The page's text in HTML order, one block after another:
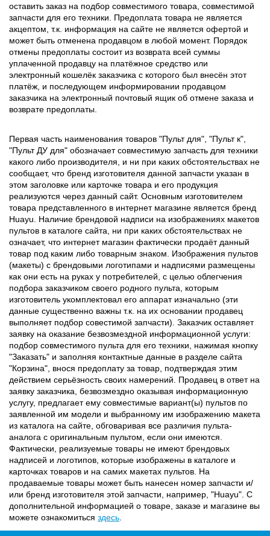
оставить заказ на подбор совместимого товара, совместимой
запчасти для его техники. Предоплата товара не является
акцептом, т.к. информация на сайте не является офертой и
может быть отменена продавцом в любой момент. Порядок
отмены предоплаты состоит из возврата всей суммы
уплаченной продавцу на платёжное средство или
электронный кошелёк заказчика с которого был внесён этот
платёж, и последующем информировании продавцом
заказчика на электронный почтовый ящик об отмене заказа и
возврате предоплаты.
Первая часть наименования товаров "Пульт для", "Пульт к",
"Пульт ДУ для" обозначает совместимую запчасть для техники
какого либо производителя, и ни при каких обстоятельствах не
сообщает, что бренд изготовителя данной запчасти указан в
этом заголовке или карточке товара и его продукция
реализуются через данный сайт. Основным изготовителем
товара представленного в интернет магазине является бренд
Huayu. Наличие брендовой надписи на изображениях макетов
пультов в каталоге сайта, ни при каких обстоятельствах не
означает, что интернет магазин фактически продаёт данный
товар под каким либо товарным знаком. Изображения пультов
(макеты) с брендовыми логотипами и надписями размещены
как они есть на руках у потребителей, с целью облегчения
подбора заказчиком своего родного пульта, которым
изготовитель укомплектовал его аппарат изначально (эти
данные существенно важны т.к. на их основании продавец
выполняет подбор совестимой запчасти). Заказчик оставляет
заявку на оказание безвозмездной информационной услуги:
подбор совместимого пульта для его техники, нажимая кнопку
"Заказать" и заполняя контактные данные в разделе сайта
"Корзина", внося предоплату за товар, подтверждая этим
действием серьёзность своих намерений. Продавец в ответ на
заявку заказчика, безвозмездно оказывая информационную
услугу, предлагает ему совместимые вариант(ы) пультов по
заявленной им модели и выбранному им изображению макета
из каталога на сайте, обговаривая все различия пульта-
аналога с оригинальным пультом, если они имеются.
Фактически, реализуемые товары не имеют брендовых
надписей и логотипов, которые изображены в каталоге и
карточках товаров и на самих макетах пультов. На
продаваемые товары может быть нанесен номер запчасти и/
или бренд изготовителя этой запчасти, например, "Huayu". С
дополнительной информацией о товаре, заказе и магазине вы
можете ознакомиться здесь